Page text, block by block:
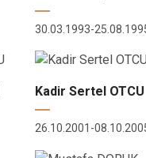
30.03.1993-
Kadir Sertel OTCU
26.10.2001-